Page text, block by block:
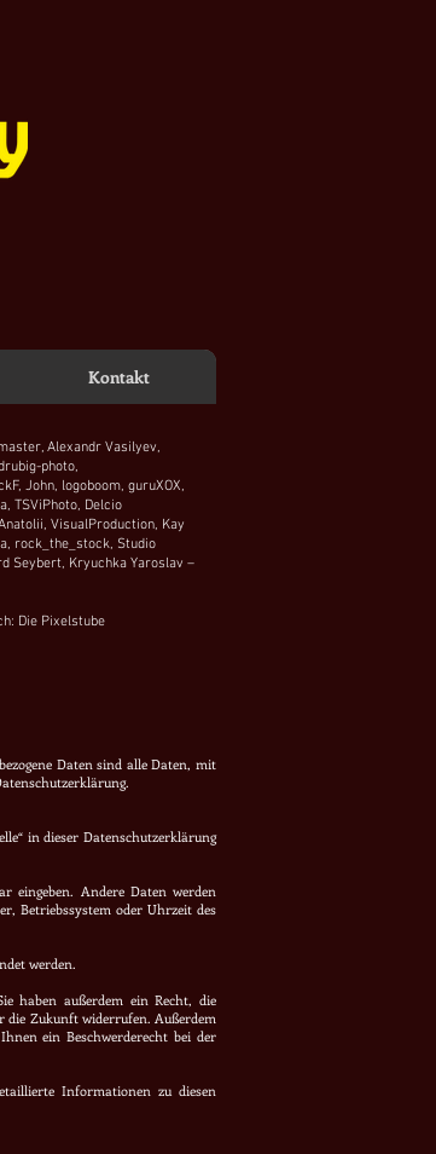
Kontakt
Alexandr Vasilyev,
photo,
John, logoboom, guruXOX,
TSViPhoto, Delcio
VisualProduction, Kay
rock_the_stock, Studio
Seybert, Kryuchka Yaroslav –
Die Pixelstube
Daten sind alle Daten, mit
in dieser Datenschutzerklärung
eingeben. Andere Daten werden
Betriebssystem oder Uhrzeit des
werden.
haben außerdem ein Recht, die
die Zukunft widerrufen. Außerdem
ein Beschwerderecht bei der
Informationen zu diesen